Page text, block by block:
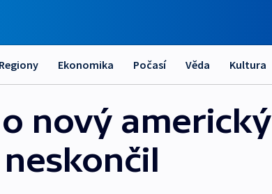
Regiony Ekonomika Počasí Věda Kultura
nový americký